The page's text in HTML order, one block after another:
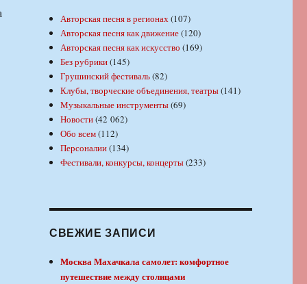
Авторская песня в регионах(107)
Авторская песня как движение(120)
Авторская песня как искусство (169)
Без рубрики(145)
Грушинский фестиваль(82)
Клубы, творческие объединения, театры(141)
Музыкальные инструменты(69)
Новости(42 062)
Обо всем(112)
Персоналии(134)
Фестивали, конкурсы, концерты(233)
СВЕЖИЕ ЗАПИСИ
Москва Махачкала самолет: комфортное
путешествие между столицами